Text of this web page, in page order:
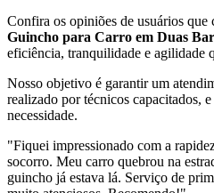
Confira os opiniões de usuários que
Guincho para Carro em Duas
eficiência, tranquilidade e agilidade
Nosso objetivo é garantir um
realizado por técnicos capacitados,
necessidade.
"Fiquei impressionado com a
socorro. Meu carro quebrou na
guincho já estava lá. Serviço de